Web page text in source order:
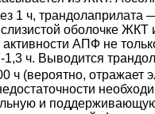
1 ч,
оболочке
АПФ не
1,3 ч. Выводится
ч (вероятно,
и